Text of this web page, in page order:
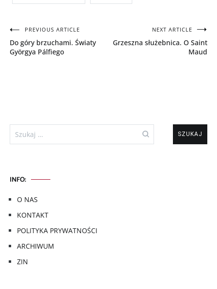
Nawigacja
wpisu
PREVIOUS ARTICLE
Do góry brzuchami. Światy
Györgya Pálfiego
NEXT ARTICLE
Grzeszna służebnica. O Saint
Maud
Szukaj:
INFO:
O NAS
KONTAKT
POLITYKA PRYWATNOŚCI
ARCHIWUM
ZIN